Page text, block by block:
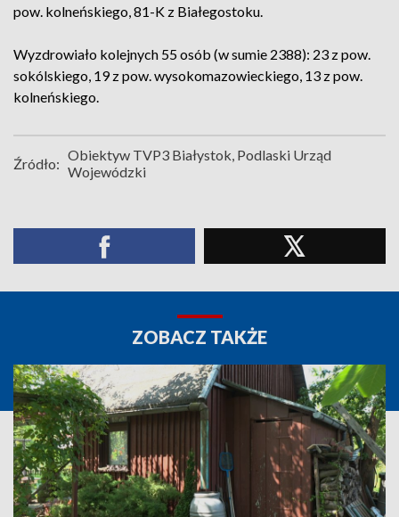
pow. kolneńskiego, 81-K z Białegostoku.
Wyzdrowiało kolejnych 55 osób (w sumie 2388): 23 z pow.
sokólskiego, 19 z pow. wysokomazowieckiego, 13 z pow.
kolneńskiego.
Źródło: Obiektyw TVP3 Białystok, Podlaski Urząd
Wojewódzki
ZOBACZ TAKŻE